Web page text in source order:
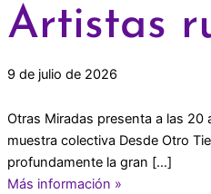
Artistas
9 de julio de 2026
Otras Miradas presenta a las 20
muestra colectiva Desde Otro
profundamente la gran […]
Más información »